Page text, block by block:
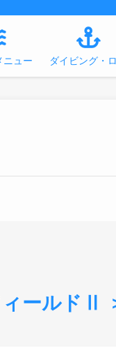
】におまかせください！
ニュー ダイビング・
ールドⅡ